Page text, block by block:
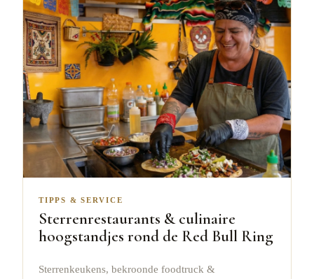
TIPPS & SERVICE
Sterrenrestaurants & culinaire
hoogstandjes rond de Red Bull Ring
Sterrenkeukens, bekroonde foodtruck &